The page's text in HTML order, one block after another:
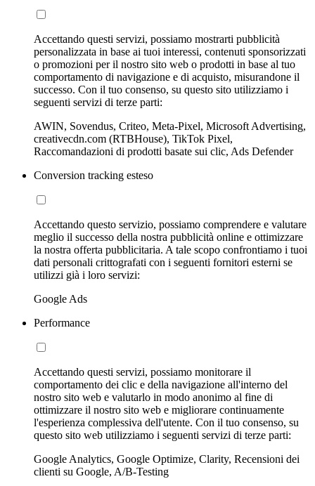
Accettando questi servizi, possiamo mostrarti pubblicità
personalizzata in base ai tuoi interessi, contenuti sponsorizzati
o promozioni per il nostro sito web o prodotti in base al tuo
comportamento di navigazione e di acquisto, misurandone il
successo. Con il tuo consenso, su questo sito utilizziamo i
seguenti servizi di terze parti:
AWIN, Sovendus, Criteo, Meta-Pixel, Microsoft Advertising,
creativecdn.com (RTBHouse), TikTok Pixel,
Raccomandazioni di prodotti basate sui clic, Ads Defender
Conversion tracking esteso
Accettando questo servizio, possiamo comprendere e valutare
meglio il successo della nostra pubblicità online e ottimizzare
la nostra offerta pubblicitaria. A tale scopo confrontiamo i tuoi
dati personali crittografati con i seguenti fornitori esterni se
utilizzi già i loro servizi:
Google Ads
Performance
Accettando questi servizi, possiamo monitorare il
comportamento dei clic e della navigazione all'interno del
nostro sito web e valutarlo in modo anonimo al fine di
ottimizzare il nostro sito web e migliorare continuamente
l'esperienza complessiva dell'utente. Con il tuo consenso, su
questo sito web utilizziamo i seguenti servizi di terze parti:
Google Analytics, Google Optimize, Clarity, Recensioni dei
clienti su Google, A/B-Testing